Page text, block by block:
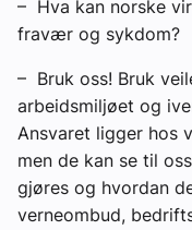
– Hva kan norske
fravær og sykdom?
– Bruk oss! Bruk
arbeidsmiljøet og
Ansvaret ligger hos
men de kan se til
gjøres og hvordan
verneombud,